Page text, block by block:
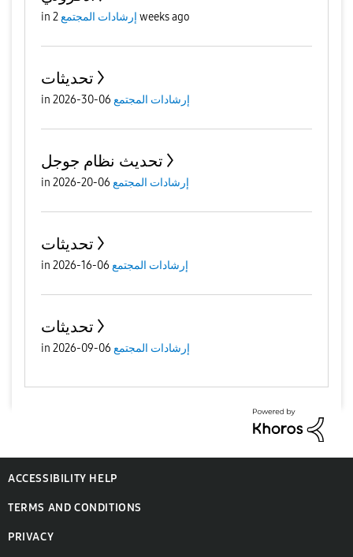
in إرشادات المجتمع 2 weeks ago
تحديثات
in إرشادات المجتمع 06-30-2026
تحديث نظام جوجل
in إرشادات المجتمع 06-20-2026
تحديثات
in إرشادات المجتمع 06-16-2026
تحديثات
in إرشادات المجتمع 06-09-2026
ACCESSIBILITY HELP
TERMS AND CONDITIONS
PRIVACY